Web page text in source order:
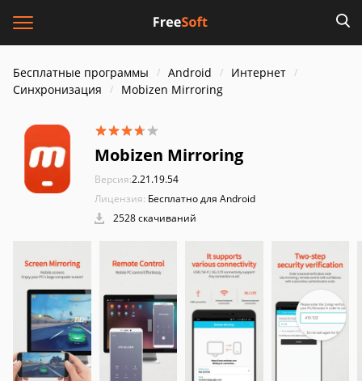
Бесплатные программы Android
Интернет
Синхронизация
Mobizen Mirroring
Mobizen Mirroring
Версия:2.21.19.54
Лицензия: Бесплатно для Android
2528 скачиваний